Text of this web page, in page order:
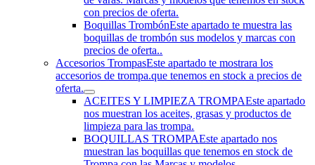
con precios de oferta.
Boquillas TrombónEste apartado te muestra las
boquillas de trombón sus modelos y marcas con
precios de oferta..
Accesorios TrompasEste apartado te mostrara los
accesorios de trompa.que tenemos en stock a precios de
oferta.
ACEITES Y LIMPIEZA TROMPAEste apartado
nos muestran los aceites, grasas y productos de
limpieza para las trompa.
BOQUILLAS TROMPAEste apartado nos
muestran las boquillas que tenemos en stock de